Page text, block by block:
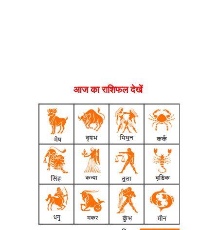
आज का राशिफल देखें